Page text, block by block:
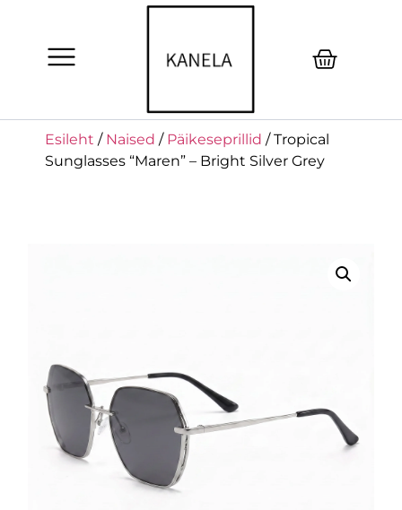
Esileht / Naised / Päikeseprillid / Tropical
Sunglasses “Maren” – Bright Silver Grey